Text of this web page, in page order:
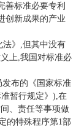
善标准必要专利
创新成果的产业
法》,但其中没有
上,我国对标准必
发布的《国家标准
暂行规定》),在
、责任等事项做
的特殊程序第1部